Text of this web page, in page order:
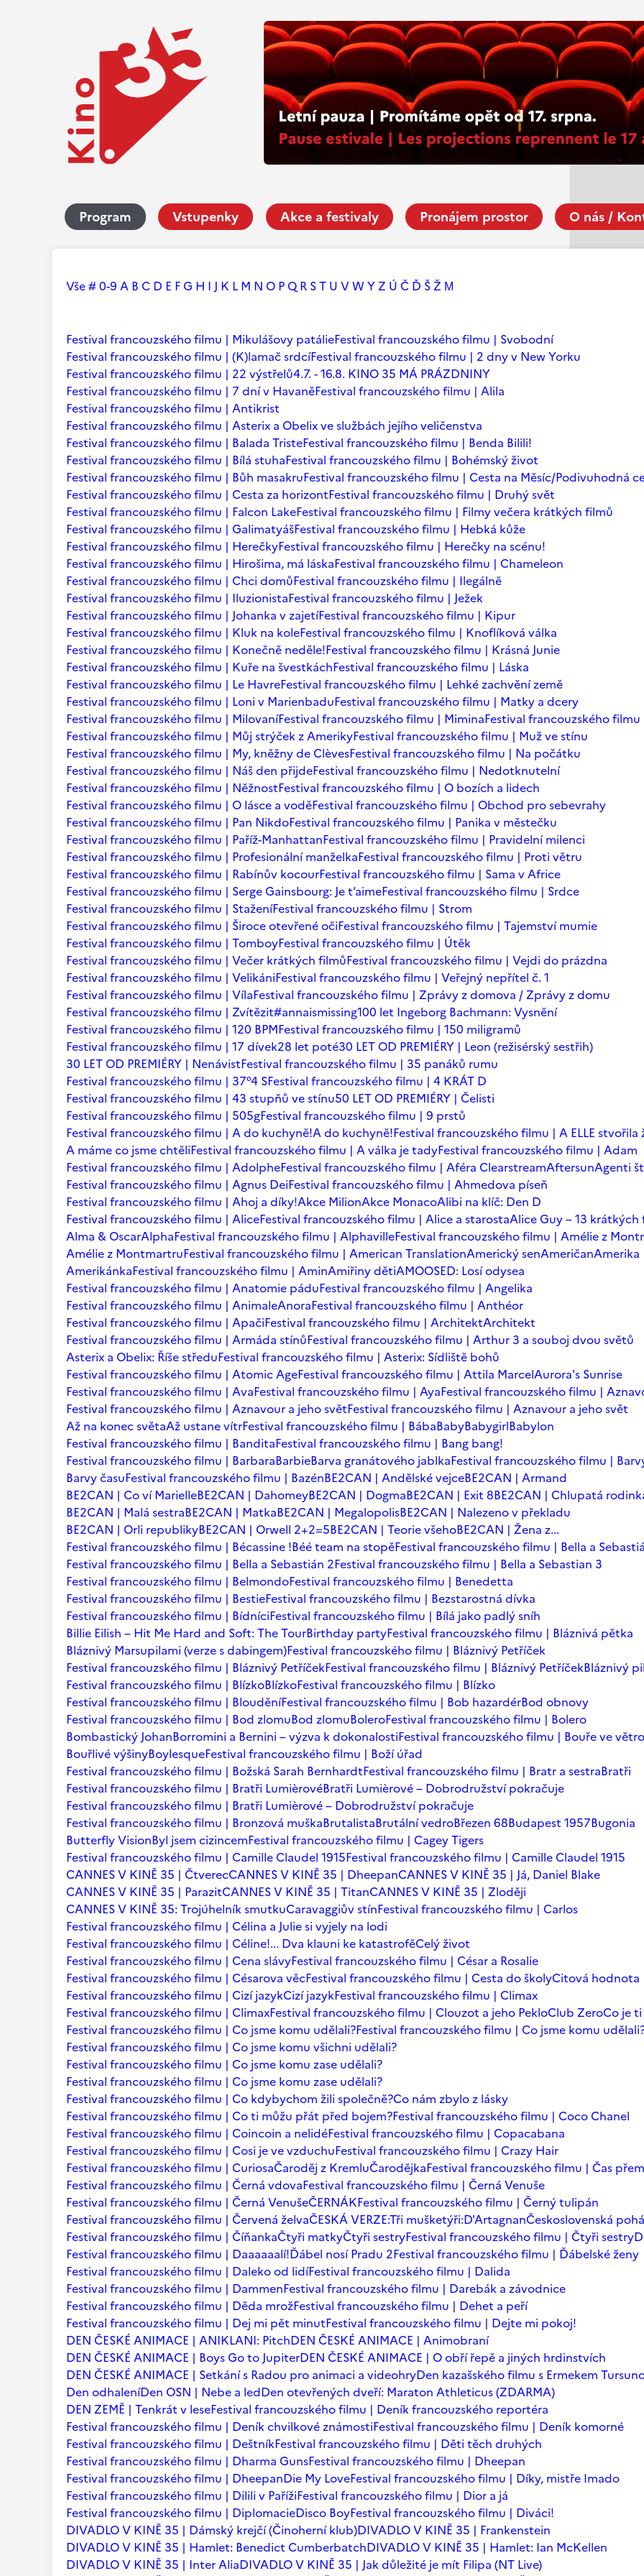
Program Vstupenky Akce a festivaly Pronájem prostor O nás /
Vše# 0-9 A B C D E FG H I J K L M N O PQ R ST U VW YZ Ú Č Ď ŠŽ М
Festival francouzského filmu | Mikulášovy patálieFestival francouzského filmu | Svobodní
Festival francouzského filmu | (K)lamač srdcíFestival francouzského filmu | 2 dny v New Yorku
Festival francouzského filmu | 22 výstřelů4.7. - 16.8. KINO 35 MÁ PRÁZDNINY
Festival francouzského filmu | 7 dní v HavaněFestival francouzského filmu | Alila
Festival francouzského filmu | Antikrist
Festival francouzského filmu | Asterix a Obelix ve službách jejího veličenstva
Festival francouzského filmu | Balada TristeFestival francouzského filmu | Benda Bilili!
Festival francouzského filmu | Bílá stuhaFestival francouzského filmu | Bohémský život
Festival francouzského filmu | Bůh masakruFestival francouzského filmu | Cesta na Měsíc/Podivuhodná
Festival francouzského filmu | Cesta za horizontFestival francouzského filmu | Druhý svět
Festival francouzského filmu | Falcon LakeFestival francouzského filmu | Filmy večera krátkých filmů
Festival francouzského filmu | GalimatyášFestival francouzského filmu | Hebká kůže
Festival francouzského filmu | HerečkyFestival francouzského filmu | Herečky na scénu!
Festival francouzského filmu | Hirošima, má láskaFestival francouzského filmu | Chameleon
Festival francouzského filmu | Chci domůFestival francouzského filmu | Ilegálně
Festival francouzského filmu | IluzionistaFestival francouzského filmu | Ježek
Festival francouzského filmu | Johanka v zajetíFestival francouzského filmu | Kipur
Festival francouzského filmu | Kluk na koleFestival francouzského filmu | Knoflíková válka
Festival francouzského filmu | Konečně neděle!Festival francouzského filmu | Krásná Junie
Festival francouzského filmu | Kuře na švestkáchFestival francouzského filmu | Láska
Festival francouzského filmu | Le HavreFestival francouzského filmu | Lehké zachvění země
Festival francouzského filmu | Loni v MarienbaduFestival francouzského filmu | Matky a dcery
Festival francouzského filmu | MilovaníFestival francouzského filmu | MiminaFestival francouzského
Festival francouzského filmu | Můj strýček z AmerikyFestival francouzského filmu | Muž ve stínu
Festival francouzského filmu | My, kněžny de ClèvesFestival francouzského filmu | Na počátku
Festival francouzského filmu | Náš den přijdeFestival francouzského filmu | Nedotknutelní
Festival francouzského filmu | NěžnostFestival francouzského filmu | O bozích a lidech
Festival francouzského filmu | O lásce a voděFestival francouzského filmu | Obchod pro sebevrahy
Festival francouzského filmu | Pan NikdoFestival francouzského filmu | Panika v městečku
Festival francouzského filmu | Paříž-ManhattanFestival francouzského filmu | Pravidelní milenci
Festival francouzského filmu | Profesionální manželkaFestival francouzského filmu | Proti větru
Festival francouzského filmu | Rabínův kocourFestival francouzského filmu | Sama v Africe
Festival francouzského filmu | Serge Gainsbourg: Je t’aimeFestival francouzského filmu | Srdce
Festival francouzského filmu | StaženíFestival francouzského filmu | Strom
Festival francouzského filmu | Široce otevřené očiFestival francouzského filmu | Tajemství mumie
Festival francouzského filmu | TomboyFestival francouzského filmu | Útěk
Festival francouzského filmu | Večer krátkých filmůFestival francouzského filmu | Vejdi do prázdna
Festival francouzského filmu | VelikániFestival francouzského filmu | Veřejný nepřítel č. 1
Festival francouzského filmu | VílaFestival francouzského filmu | Zprávy z domova / Zprávy z domu
Festival francouzského filmu | Zvítězit#annaismissing100 let Ingeborg Bachmann: Vysnění
Festival francouzského filmu | 120 BPMFestival francouzského filmu | 150 miligramů
Festival francouzského filmu | 17 dívek28 let poté30 LET OD PREMIÉRY | Leon (režisérský sestřih)
30 LET OD PREMIÉRY | NenávistFestival francouzského filmu | 35 panáků rumu
Festival francouzského filmu | 37°4 SFestival francouzského filmu | 4 KRÁT D
Festival francouzského filmu | 43 stupňů ve stínu50 LET OD PREMIÉRY | Čelisti
Festival francouzského filmu | 505gFestival francouzského filmu | 9 prstů
Festival francouzského filmu | A do kuchyně!A do kuchyně!Festival francouzského filmu | A ELLE stvořila
A máme co jsme chtěliFestival francouzského filmu | A válka je tadyFestival francouzského filmu | Adam
Festival francouzského filmu | AdolpheFestival francouzského filmu | Aféra ClearstreamAftersunAgenti
Festival francouzského filmu | Agnus DeiFestival francouzského filmu | Ahmedova píseň
Festival francouzského filmu | Ahoj a díky!Akce MilionAkce MonacoAlibi na klíč: Den D
Festival francouzského filmu | AliceFestival francouzského filmu | Alice a starostaAlice Guy – 13 krátkých
Alma & OscarAlphaFestival francouzského filmu | AlphavilleFestival francouzského filmu | Amélie z
Amélie z MontmartruFestival francouzského filmu | American TranslationAmerický senAmeričanAmerika
AmerikánkaFestival francouzského filmu | AminAmiřiny dětiAMOOSED: Losí odysea
Festival francouzského filmu | Anatomie páduFestival francouzského filmu | Angelika
Festival francouzského filmu | AnimaleAnoraFestival francouzského filmu | Anthéor
Festival francouzského filmu | ApačiFestival francouzského filmu | ArchitektArchitekt
Festival francouzského filmu | Armáda stínůFestival francouzského filmu | Arthur 3 a souboj dvou světů
Asterix a Obelix: Říše středuFestival francouzského filmu | Asterix: Sídliště bohů
Festival francouzského filmu | Atomic AgeFestival francouzského filmu | Attila MarcelAurora's Sunrise
Festival francouzského filmu | AvaFestival francouzského filmu | AyaFestival francouzského filmu |
Festival francouzského filmu | Aznavour a jeho světFestival francouzského filmu | Aznavour a jeho svět
Až na konec světaAž ustane vítrFestival francouzského filmu | BábaBabyBabygirlBabylon
Festival francouzského filmu | BanditaFestival francouzského filmu | Bang bang!
Festival francouzského filmu | BarbaraBarbieBarva granátového jablkaFestival francouzského filmu |
Barvy časuFestival francouzského filmu | BazénBE2CAN | Andělské vejceBE2CAN | Armand
BE2CAN | Co ví MarielleBE2CAN | DahomeyBE2CAN | DogmaBE2CAN | Exit 8BE2CAN | Chlupatá
BE2CAN | Malá sestraBE2CAN | MatkaBE2CAN | MegalopolisBE2CAN | Nalezeno v překladu
BE2CAN | Orli republikyBE2CAN | Orwell 2+2=5BE2CAN | Teorie všehoBE2CAN | Žena z...
Festival francouzského filmu | Bécassine !Béé team na stopěFestival francouzského filmu | Bella a
Festival francouzského filmu | Bella a Sebastián 2Festival francouzského filmu | Bella a Sebastian 3
Festival francouzského filmu | BelmondoFestival francouzského filmu | Benedetta
Festival francouzského filmu | BestieFestival francouzského filmu | Bezstarostná dívka
Festival francouzského filmu | BídníciFestival francouzského filmu | Bílá jako padlý sníh
Billie Eilish – Hit Me Hard and Soft: The TourBirthday partyFestival francouzského filmu | Bláznivá pětka
Bláznivý Marsupilami (verze s dabingem)Festival francouzského filmu | Bláznivý Petříček
Festival francouzského filmu | Bláznivý PetříčekFestival francouzského filmu | Bláznivý PetříčekBláznivý
Festival francouzského filmu | BlízkoBlízkoFestival francouzského filmu | Blízko
Festival francouzského filmu | BlouděníFestival francouzského filmu | Bob hazardérBod obnovy
Festival francouzského filmu | Bod zlomuBod zlomuBoleroFestival francouzského filmu | Bolero
Bombastický JohanBorromini a Bernini – výzva k dokonalostiFestival francouzského filmu | Bouře ve
Bouřlivé výšinyBoylesqueFestival francouzského filmu | Boží úřad
Festival francouzského filmu | Božská Sarah BernhardtFestival francouzského filmu | Bratr a sestraBratři
Festival francouzského filmu | Bratři LumièrovéBratři Lumièrové – Dobrodružství pokračuje
Festival francouzského filmu | Bratři Lumièrové – Dobrodružství pokračuje
Festival francouzského filmu | Bronzová muškaBrutalistaBrutální vedroBřezen 68Budapest 1957Bugonia
Butterfly VisionByl jsem cizincemFestival francouzského filmu | Cagey Tigers
Festival francouzského filmu | Camille Claudel 1915Festival francouzského filmu | Camille Claudel 1915
CANNES V KINĚ 35 | ČtverecCANNES V KINĚ 35 | DheepanCANNES V KINĚ 35 | Já, Daniel Blake
CANNES V KINĚ 35 | ParazitCANNES V KINĚ 35 | TitanCANNES V KINĚ 35 | Zloději
CANNES V KINĚ 35: Trojúhelník smutkuCaravaggiův stínFestival francouzského filmu | Carlos
Festival francouzského filmu | Célina a Julie si vyjely na lodi
Festival francouzského filmu | Céline!... Dva klauni ke katastrofěCelý život
Festival francouzského filmu | Cena slávyFestival francouzského filmu | César a Rosalie
Festival francouzského filmu | Césarova věcFestival francouzského filmu | Cesta do školyCitová hodnota
Festival francouzského filmu | Cizí jazykCizí jazykFestival francouzského filmu | Climax
Festival francouzského filmu | ClimaxFestival francouzského filmu | Clouzot a jeho PekloClub ZeroCo je
Festival francouzského filmu | Co jsme komu udělali?Festival francouzského filmu | Co jsme komu
Festival francouzského filmu | Co jsme komu všichni udělali?
Festival francouzského filmu | Co jsme komu zase udělali?
Festival francouzského filmu | Co jsme komu zase udělali?
Festival francouzského filmu | Co kdybychom žili společně?Co nám zbylo z lásky
Festival francouzského filmu | Co ti můžu přát před bojem?Festival francouzského filmu | Coco Chanel
Festival francouzského filmu | Coincoin a nelidéFestival francouzského filmu | Copacabana
Festival francouzského filmu | Cosi je ve vzduchuFestival francouzského filmu | Crazy Hair
Festival francouzského filmu | CuriosaČaroděj z KremluČarodějkaFestival francouzského filmu | Čas
Festival francouzského filmu | Černá vdovaFestival francouzského filmu | Černá Venuše
Festival francouzského filmu | Černá VenušeČERNÁKFestival francouzského filmu | Černý tulipán
Festival francouzského filmu | Červená želvaČESKÁ VERZE:Tři mušketýři:D'ArtagnanČeskoslovenská
Festival francouzského filmu | ČíňankaČtyři matkyČtyři sestryFestival francouzského filmu | Čtyři sestry
Festival francouzského filmu | Daaaaaalí!Ďábel nosí Pradu 2Festival francouzského filmu | Ďábelské ženy
Festival francouzského filmu | Daleko od lidíFestival francouzského filmu | Dalida
Festival francouzského filmu | DammenFestival francouzského filmu | Darebák a závodnice
Festival francouzského filmu | Děda mrožFestival francouzského filmu | Dehet a peří
Festival francouzského filmu | Dej mi pět minutFestival francouzského filmu | Dejte mi pokoj!
DEN ČESKÉ ANIMACE | ANIKLANI: PitchDEN ČESKÉ ANIMACE | Animobraní
DEN ČESKÉ ANIMACE | Boys Go to JupiterDEN ČESKÉ ANIMACE | O obří řepě a jiných hrdinstvích
DEN ČESKÉ ANIMACE | Setkání s Radou pro animaci a videohryDen kazašského filmu s Ermekem
Den odhaleníDen OSN | Nebe a ledDen otevřených dveří: Maraton Athleticus (ZDARMA)
DEN ZEMĚ | Tenkrát v leseFestival francouzského filmu | Deník francouzského reportéra
Festival francouzského filmu | Deník chvilkové známostiFestival francouzského filmu | Deník komorné
Festival francouzského filmu | DeštníkFestival francouzského filmu | Děti těch druhých
Festival francouzského filmu | Dharma GunsFestival francouzského filmu | Dheepan
Festival francouzského filmu | DheepanDie My LoveFestival francouzského filmu | Díky, mistře Imado
Festival francouzského filmu | Dilili v PařížiFestival francouzského filmu | Dior a já
Festival francouzského filmu | DiplomacieDisco BoyFestival francouzského filmu | Diváci!
DIVADLO V KINĚ 35 | Dámský krejčí (Činoherní klub)DIVADLO V KINĚ 35 | Frankenstein
DIVADLO V KINĚ 35 | Hamlet: Benedict CumberbatchDIVADLO V KINĚ 35 | Hamlet: Ian McKellen
DIVADLO V KINĚ 35 | Inter AliaDIVADLO V KINĚ 35 | Jak důležité je mít Filipa (NT Live)